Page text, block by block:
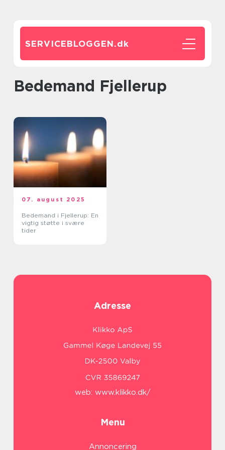
SERVICEBLOGGEN.dk
Bedemand Fjellerup
07. august 2025
Bedemand i Fjellerup: En
vigtig støtte i svære
tider
Adresse
web: www.klikko.dk/
Menu
Annoncering